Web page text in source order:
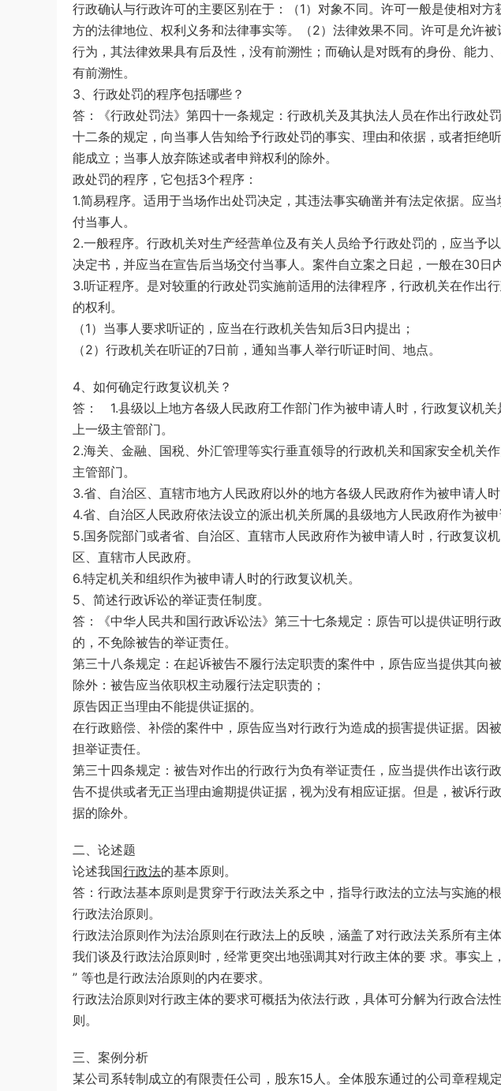
行政确认与行政许可的主要区别在于：（1）对象不同。许可一般是使相对
方的法律地位、权利义务和法律事实等。（2）法律效果不同。许可是允许
行为，其法律效果具有后及性，没有前溯性；而确认是对既有的身份、能力
有前溯性。
3、行政处罚的程序包括哪些？
答：《行政处罚法》第四十一条规定：行政机关及其执法人员在作出行政处
十二条的规定，向当事人告知给予行政处罚的事实、理由和依据，或者拒绝
能成立；当事人放弃陈述或者申辩权利的除外。
政处罚的程序，它包括3个程序：
1.简易程序。适用于当场作出处罚决定，其违法事实确凿并有法定依据。应
付当事人。
2.一般程序。行政机关对生产经营单位及有关人员给予行政处罚的，应当予
决定书，并应当在宣告后当场交付当事人。案件自立案之日起，一般在30日
3.听证程序。是对较重的行政处罚实施前适用的法律程序，行政机关在作出
的权利。
（1）当事人要求听证的，应当在行政机关告知后3日内提出；
（2）行政机关在听证的7日前，通知当事人举行听证时间、地点。
4、如何确定行政复议机关？
答： 1.县级以上地方各级人民政府工作部门作为被申请人时，行政复议机
上一级主管部门。
2.海关、金融、国税、外汇管理等实行垂直领导的行政机关和国家安全机关
主管部门。
3.省、自治区、直辖市地方人民政府以外的地方各级人民政府作为被申请人
4.省、自治区人民政府依法设立的派出机关所属的县级地方人民政府作为被
5.国务院部门或者省、自治区、直辖市人民政府作为被申请人时，行政复议
区、直辖市人民政府。
6.特定机关和组织作为被申请人时的行政复议机关。
5、简述行政诉讼的举证责任制度。
答：《中华人民共和国行政诉讼法》第三十七条规定：原告可以提供证明行
的，不免除被告的举证责任。
第三十八条规定：在起诉被告不履行法定职责的案件中，原告应当提供其向
除外：被告应当依职权主动履行法定职责的；
原告因正当理由不能提供证据的。
在行政赔偿、补偿的案件中，原告应当对行政行为造成的损害提供证据。因
担举证责任。
第三十四条规定：被告对作出的行政行为负有举证责任，应当提供作出该
告不提供或者无正当理由逾期提供证据，视为没有相应证据。但是，被诉行
据的除外。
二、论述题
论述我国行政法的基本原则。
答：行政法基本原则是贯穿于行政法关系之中，指导行政法的立法与实施的
行政法治原则。
行政法治原则作为法治原则在行政法上的反映，涵盖了对行政法关系所有主
我们谈及行政法治原则时，经常更突出地强调其对行政主体的要 求。事实上
” 等也是行政法治原则的内在要求。
行政法治原则对行政主体的要求可概括为依法行政，具体可分解为行政合法
则。
三、案例分析
某公司系转制成立的有限责任公司，股东15人。全体股东通过的公司章程规